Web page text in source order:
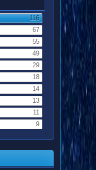
116
67
55
49
29
18
14
13
11
9